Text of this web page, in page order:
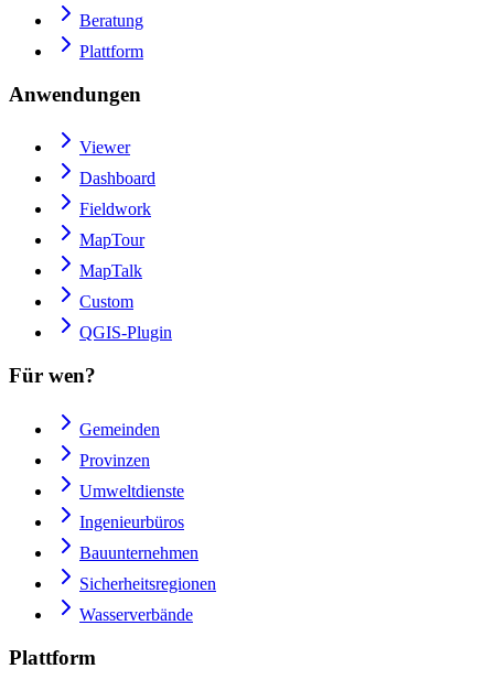
Beratung
Plattform
Anwendungen
Viewer
Dashboard
Fieldwork
MapTour
MapTalk
Custom
QGIS-Plugin
Für wen?
Gemeinden
Provinzen
Umweltdienste
Ingenieurbüros
Bauunternehmen
Sicherheitsregionen
Wasserverbände
Plattform